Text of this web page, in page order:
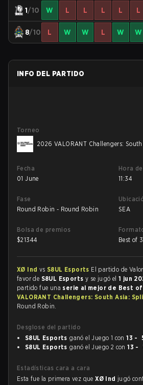
1/10 W L L L L L
8/10 L W W L W W
INFO DEL PARTIDO
Torneo
2026 VALORANT Challengers:
Fecha
01 June
Hora
11:34
Fase
Round Robin - Round Robin
SEA
Bolsa de premios
$21344
Best of 3
XØ Ind vs S8UL Esports El partido de
favor de S8UL Esports y se jugó el1 jun
partido fue una serie al mejor de Best of
VALORANT Challengers: South Asia:
Round Robin.
Desglose del partido
S8UL Esports ganó el Juego 1 con13 -
S8UL Esports ganó el Juego 2 con13 -
Estadísticas cara a cara
Esta fue la primera vez queXØ Ind jugó